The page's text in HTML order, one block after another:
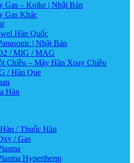
Gas – Koike | Nhật Bản
Gas Khác
Hàn Quốc
| Nhật Bản
/ MIG / MAG
Chiều – Máy Hàn Xoay Chiều
/ Hàn Que
Hàn
/ Thuốc Hàn
/ Gas
Hypertherm